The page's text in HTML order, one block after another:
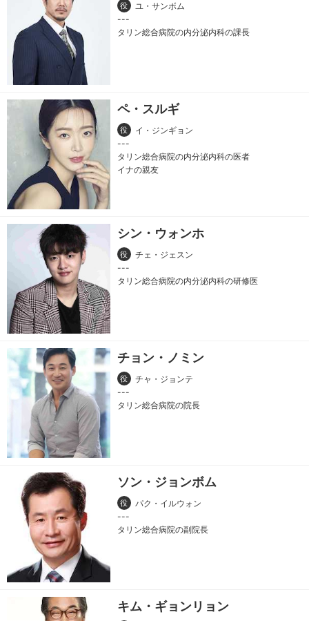
役 ユ・サンボム
タリン総合病院の内分泌内科の課長
ペ・スルギ
役 イ・ジンギョン
タリン総合病院の内分泌内科の医者
イナの親友
シン・ウォンホ
役 チェ・ジェスン
タリン総合病院の内分泌内科の研修医
チョン・ノミン
役 チャ・ジョンテ
タリン総合病院の院長
ソン・ジョンボム
役 パク・イルウォン
タリン総合病院の副院長
キム・ギョンリョン